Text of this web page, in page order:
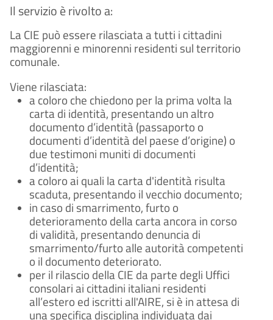
Il servizio è rivolto a:
La CIE può essere rilasciata a tutti i cittadini
maggiorenni e minorenni residenti sul territorio
comunale.
Viene rilasciata:
a coloro che chiedono per la prima volta la
carta di identità, presentando un altro
documento d’identità (passaporto o
documenti d’identità del paese d’origine) o
due testimoni muniti di documenti
d’identità;
a coloro ai quali la carta d'identità risulta
scaduta, presentando il vecchio documento;
in caso di smarrimento, furto o
deterioramento della carta ancora in corso
di validità, presentando denuncia di
smarrimento/furto alle autorità competenti
o il documento deteriorato.
per il rilascio della CIE da parte degli Uffici
consolari ai cittadini italiani residenti
all’estero ed iscritti all'AIRE, si è in attesa di
una specifica disciplina individuata dai